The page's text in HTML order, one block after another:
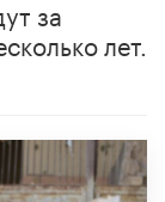
за
лет.